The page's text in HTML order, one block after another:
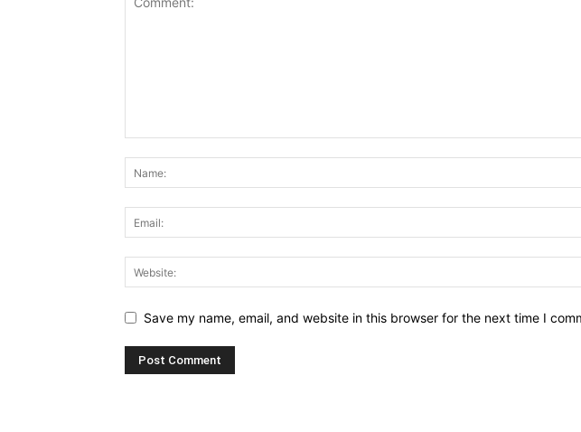
Save my name, email, and website in this browser for the next time I